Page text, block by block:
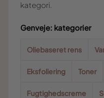
kategori.
Genveje: kategorier
Oliebaseret rens
Eksfoliering Toner
Fugtighedscreme